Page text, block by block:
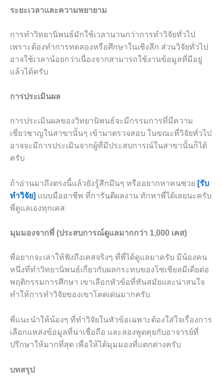
ระยะเวลาและความพยายาม
การทำวิทยานิพนธ์มักใช้เวลานานกว่าการทำวิจัยทั่วไป
เพราะต้องทำการทดลองหรือศึกษาในเชิงลึก ส่วนวิจัยทั่วไป
อาจใช้เวลาน้อยกว่าเนื่องจากสามารถใช้งานข้อมูลที่มีอยู่
แล้วได้ครับ
การประเมินผล
การประเมินผลของวิทยานิพนธ์จะมีกรรมการที่มีความ
เชี่ยวชาญในสาขานั้นๆ เข้ามาตรวจสอบ ในขณะที่วิจัยทั่วไป
อาจจะมีการประเมินจากผู้ที่มีประสบการณ์ในสาขานั้นก็ได้
ครับ
ถ้าอ่านมาถึงตรงนี้แล้วยังรู้สึกมึนๆ หรืออยากหาคนช่วย [รับ
ทำวิจัย] แบบมืออาชีพ ที่การันตีผลงาน ทักหาพี่ได้เลยนะครับ
พี่ดูแลเองทุกเคส
มุมมองจากพี่ (ประสบการณ์ดูแลมากกว่า 1,000 เคส)
พี่อยากจะเล่าให้ฟังถึงเคสจริงๆ ที่พี่ได้ดูแลมาครับ มีน้องคน
หนึ่งที่ทำวิทยานิพนธ์เกี่ยวกับผลกระทบของโซเชียลมีเดียต่อ
พฤติกรรมการศึกษา เขาเลือกหัวข้อที่ทันสมัยและน่าสนใจ
ทำให้การทำวิจัยของเขาโดดเด่นมากครับ
พี่แนะนำให้น้องๆ ที่ทำวิจัยในหัวข้อเฉพาะต้องใส่ใจเรื่องการ
เลือกแหล่งข้อมูลที่น่าเชื่อถือ และลองพูดคุยกับอาจารย์ที่
ปรึกษาให้มากที่สุด เพื่อให้ได้มุมมองที่แตกต่างครับ
บทสรุป